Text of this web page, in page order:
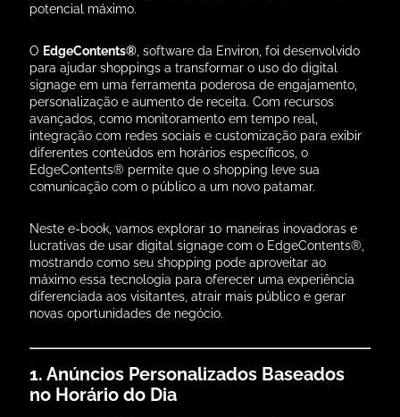
potencial máximo.
O EdgeContents® , software da Environ, foi desenvolvido
para ajudar shoppings a transformar o uso do digital
signage em uma ferramenta poderosa de engajamento,
personalização e aumento de receita. Com recursos
avançados, como monitoramento em tempo real,
integração com redes sociais e customização para exibir
diferentes conteúdos em horários específicos, o
EdgeContents® permite que o shopping leve sua
comunicação com o público a um novo patamar.
Neste e-book, vamos explorar 10 maneiras inovadoras e
lucrativas de usar digital signage com o EdgeContents®,
mostrando como seu shopping pode aproveitar ao
máximo essa tecnologia para oferecer uma experiência
diferenciada aos visitantes, atrair mais público e gerar
novas oportunidades de negócio.
1. Anúncios Personalizados Baseados
no Horário do Dia